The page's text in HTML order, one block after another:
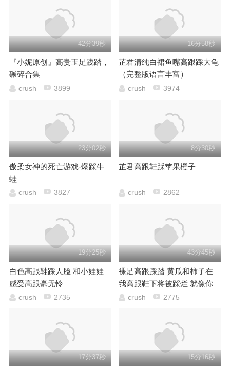
42分39秒
『小妮原创』高贵玉足践踏，
碾碎合集
crush 3899
16分58秒
芷君清纯白裙鱼嘴高跟踩大龟
（完整版语言丰富）
crush 3974
23分02秒
傲柔女神的死亡游戏-爆踩牛
蛙
crush 3827
8分30秒
芷君高跟鞋踩苹果橙子
crush 2862
19分25秒
白色高跟鞋踩人脸 和小娃娃
感受高跟毫无怜
crush 2735
43分45秒
裸足高跟踩踏 黄瓜和柿子在
我高跟鞋下将被踩烂 就像你
的那里
crush 2775
17分37秒 15分16秒